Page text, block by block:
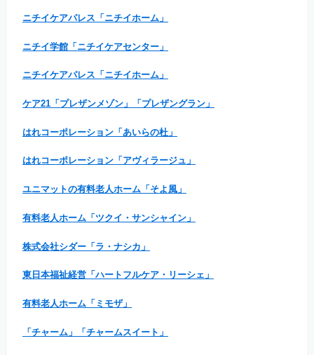
ニチイケアパレス「ニチイホーム」
ニチイ学館「ニチイケアセンター」
ニチイケアパレス「ニチイホーム」
ケア21「プレザンメゾン」「プレザングラン」
はれコーポレーション「あいらの杜」
はれコーポレーション「アヴィラージュ」
ユニマットの有料老人ホーム「そよ風」
有料老人ホーム「ツクイ・サンシャイン」
株式会社シダー「ラ・ナシカ」
東日本福祉経営「ハートフルケア・リーシェ」
有料老人ホーム「ミモザ」
「チャーム」「チャームスイート」